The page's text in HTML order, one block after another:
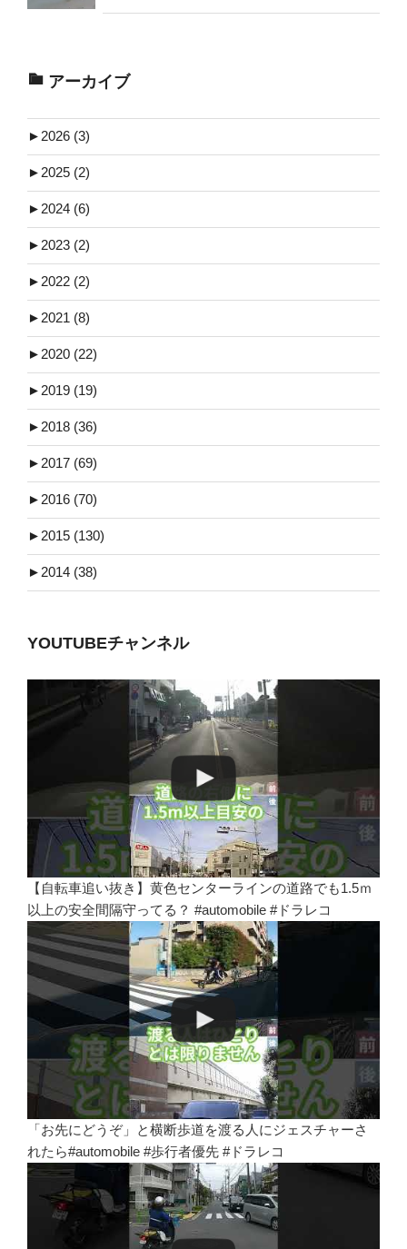
アーカイブ
► 2026 (3)
► 2025 (2)
► 2024 (6)
► 2023 (2)
► 2022 (2)
► 2021 (8)
► 2020 (22)
► 2019 (19)
► 2018 (36)
► 2017 (69)
► 2016 (70)
► 2015 (130)
► 2014 (38)
YOUTUBEチャンネル
【自転車追い抜き】黄色センターラインの道路でも1.5ｍ
以上の安全間隔守ってる？ #automobile #ドラレコ
「お先にどうぞ」と横断歩道を渡る人にジェスチャーさ
れたら#automobile #歩行者優先 #ドラレコ